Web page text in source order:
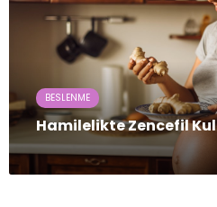
BESLENME
Hamilelikte Zencefil